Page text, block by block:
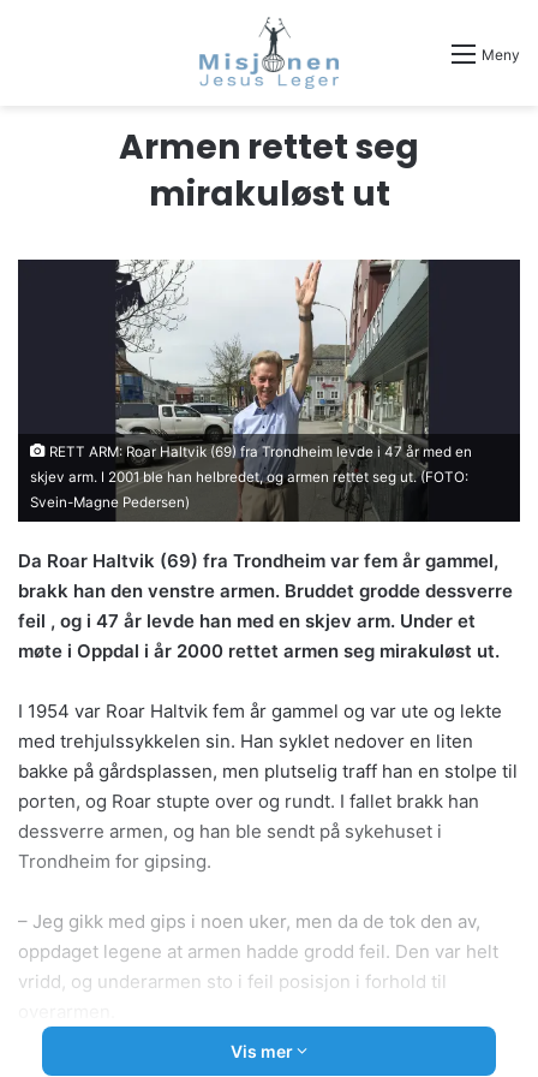
Meny
Armen rettet seg
mirakuløst ut
RETT ARM: Roar Haltvik (69) fra Trondheim levde i 47 år med en
skjev arm. I 2001 ble han helbredet, og armen rettet seg ut. (FOTO:
Svein-Magne Pedersen)
Da Roar Haltvik (69) fra Trondheim var fem år gammel,
brakk han den venstre armen. Bruddet grodde dessverre
feil , og i 47 år levde han med en skjev arm. Under et
møte i Oppdal i år 2000 rettet armen seg mirakuløst ut.
I 1954 var Roar Haltvik fem år gammel og var ute og lekte
med trehjulssykkelen sin. Han syklet nedover en liten
bakke på gårdsplassen, men plutselig traff han en stolpe til
porten, og Roar stupte over og rundt. I fallet brakk han
dessverre armen, og han ble sendt på sykehuset i
Trondheim for gipsing.
– Jeg gikk med gips i noen uker, men da de tok den av,
oppdaget legene at armen hadde grodd feil. Den var helt
vridd, og underarmen sto i feil posisjon i forhold til
Legene ønsket ikke å knekke den opp igjen. Det ville være
for komplisert og smertefullt. De var ikke så erfarne på
Vis mer